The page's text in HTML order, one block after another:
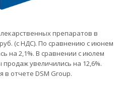
препаратов в
(с НДС). По сравнению с июнем
на 2,1%. В сравнении с июлем
увеличились на 12,6%.
в отчете DSM Group.